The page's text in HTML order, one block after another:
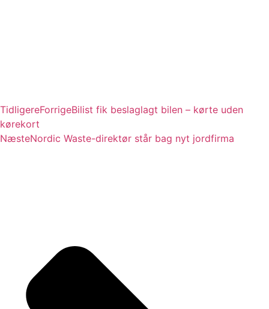
TidligereForrigeBilist fik beslaglagt bilen – kørte uden
kørekort
NæsteNordic Waste-direktør står bag nyt jordfirma